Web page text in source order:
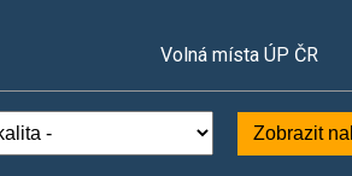
Volná místa ÚP ČR
Zobrazit